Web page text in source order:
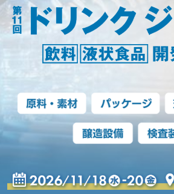
ン
ク
ジ
ャ